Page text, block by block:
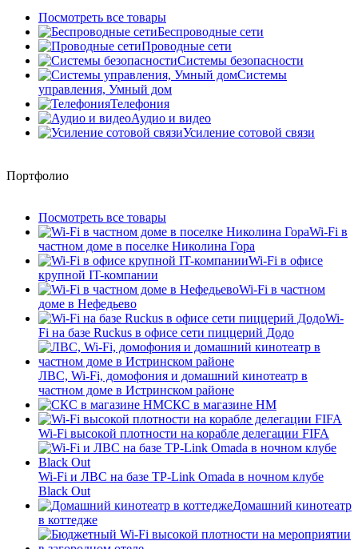
Посмотреть все товары
Беспроводные сети
Проводные сети
Системы безопасности
Системы
управления, Умный дом
Телефония
Аудио и видео
Усиление сотовой связи
Портфолио
Посмотреть все товары
Wi-Fi в
частном доме в поселке Николина Гора
Wi-Fi в офисе
крупной IT-компании
Wi-Fi в частном
доме в Нефедьево
Wi-
Fi на базе Ruckus в офисе сети пиццерий Додо
ЛВС, Wi-Fi, домофония и домашний кинотеатр в
частном доме в Истринском районе
СКС в магазине HM
Wi-Fi высокой плотности на корабле делегации FIFA
Wi-Fi и ЛВС на базе TP-Link Omada в ночном клубе
Black Out
Домашний кинотеатр
в коттедже